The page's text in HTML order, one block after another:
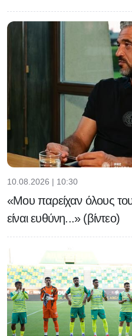
10.08.2026 | 10:30
«Μου παρείχαν όλους
είναι ευθύνη...» (βίντεο)